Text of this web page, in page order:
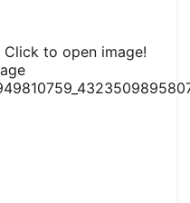
Click to open image!